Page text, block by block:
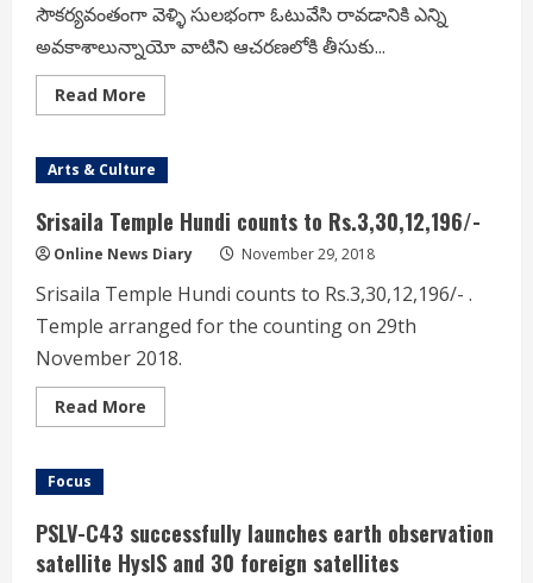
సౌకర్యవంతంగా వెళ్ళి సులభంగా ఓటువేసి రావడానికి ఎన్ని
అవకాశాలున్నాయో వాటిని ఆచరణలోకి తీసుకు...
Read More
more
ఓటరుకోసం
‘నా
Arts & Culture
Srisaila Temple Hundi counts to Rs.3,30,12,196/-
Online News Diary November 29, 2018
Srisaila Temple Hundi counts to Rs.3,30,12,196/- .
Temple arranged for the counting on 29th
November 2018.
Read More
more
Rs.3,30,12,196/-
Focus
PSLV-C43 successfully launches earth observation
satellite HysIS and 30 foreign satellites